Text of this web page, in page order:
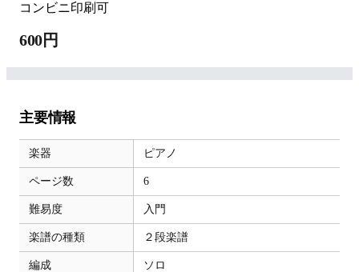
コンビニ印刷可
600円
主要情報
楽器 ピアノ
ページ数 6
難易度 入門
楽譜の種類 ２段楽譜
編成 ソロ